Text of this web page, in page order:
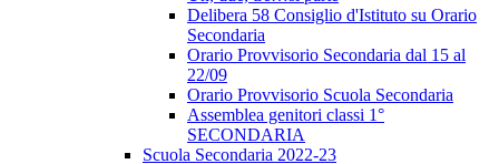
Delibera 58 Consiglio d'Istituto su Orario
Secondaria
Orario Provvisorio Secondaria dal 15 al
22/09
Orario Provvisorio Scuola Secondaria
Assemblea genitori classi 1°
SECONDARIA
Scuola Secondaria 2022-23